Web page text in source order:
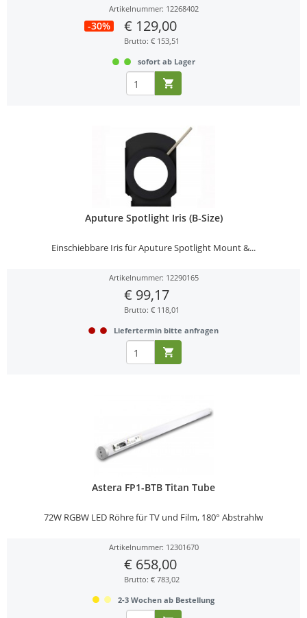
Artikelnummer: 12268402
-30% € 129,00
Brutto: € 153,51
sofort ab Lager
Aputure Spotlight Iris (B-Size)
Einschiebbare Iris für Aputure Spotlight Mount &...
Artikelnummer: 12290165
€ 99,17
Brutto: € 118,01
Liefertermin bitte anfragen
Astera FP1-BTB Titan Tube
72W RGBW LED Röhre für TV und Film, 180° Abstrahlw
Artikelnummer: 12301670
€ 658,00
Brutto: € 783,02
2-3 Wochen ab Bestellung